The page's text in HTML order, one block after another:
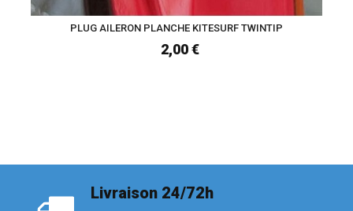
PLUG AILERON PLANCHE KITESURF TWINTIP
2,00 €
Livraison 24/72h